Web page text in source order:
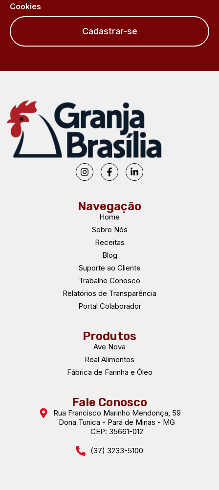
Cookies
Cadastrar-se
Navegação
Home
Sobre Nós
Receitas
Blog
Suporte ao Cliente
Trabalhe Conosco
Relatórios de Transparência
Portal Colaborador
Produtos
Ave Nova
Real Alimentos
Fábrica de Farinha e Óleo
Fale Conosco
Rua Francisco Marinho Mendonça, 59
Dona Tunica - Pará de Minas - MG
CEP: 35661-012
(37) 3233-5100